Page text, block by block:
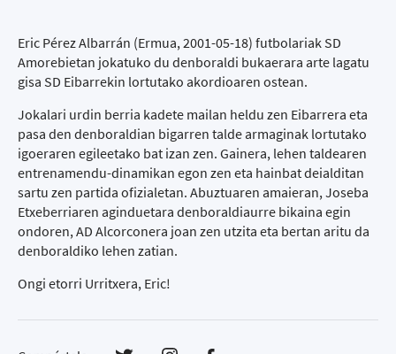
Eric Pérez Albarrán (Ermua, 2001-05-18) futbolariak SD
Amorebietan jokatuko du denboraldi bukaerara arte lagatu
gisa SD Eibarrekin lortutako akordioaren ostean.
Jokalari urdin berria kadete mailan heldu zen Eibarrera eta
pasa den denboraldian bigarren talde armaginak lortutako
igoeraren egileetako bat izan zen. Gainera, lehen taldearen
entrenamendu-dinamikan egon zen eta hainbat deialditan
sartu zen partida ofizialetan. Abuztuaren amaieran, Joseba
Etxeberriaren aginduetara denboraldiaurre bikaina egin
ondoren, AD Alcorconera joan zen utzita eta bertan aritu da
denboraldiko lehen zatian.
Ongi etorri Urritxera, Eric!